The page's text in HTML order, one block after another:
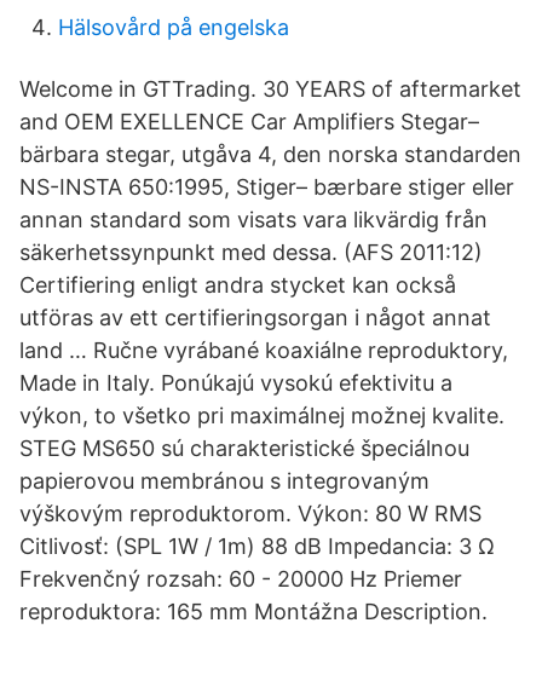
Hälsovård på engelska
Welcome in GTTrading. 30 YEARS of aftermarket
and OEM EXELLENCE Car Amplifiers Stegar–
bärbara stegar, utgåva 4, den norska standarden
NS-INSTA 650:1995, Stiger– bærbare stiger eller
annan standard som visats vara likvärdig från
säkerhetssynpunkt med dessa. (AFS 2011:12)
Certifiering enligt andra stycket kan också
utföras av ett certifieringsorgan i något annat
land … Ručne vyrábané koaxiálne reproduktory,
Made in Italy. Ponúkajú vysokú efektivitu a
výkon, to všetko pri maximálnej možnej kvalite.
STEG MS650 sú charakteristické špeciálnou
papierovou membránou s integrovaným
výškovým reproduktorom. Výkon: 80 W RMS
Citlivosť: (SPL 1W / 1m) 88 dB Impedancia: 3 Ω
Frekvenčný rozsah: 60 - 20000 Hz Priemer
reproduktora: 165 mm Montážna Description.